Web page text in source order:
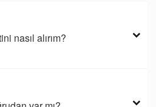
nasıl alırım?